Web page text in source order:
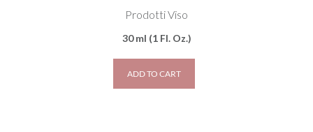
Prodotti Viso
30 ml (1 Fl. Oz.)
ADD TO CART